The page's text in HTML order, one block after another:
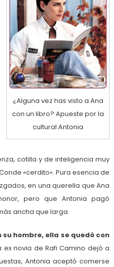
¿Alguna vez has visto a Ana
con un libro? Apueste por la
cultural Antonia
cotilla y de inteligencia muy
«cerdito». Pura esencia de
en una querella que Ana
pero que Antonia pagó
ancha que larga.
su hombre, ella se quedó con
novia de Rafi Camino dejó a
Antonia aceptó comerse